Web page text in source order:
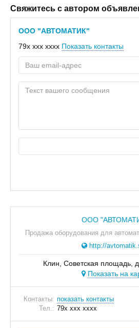
Свяжитесь с автором
ООО "АВТОМАТИК"
79x xxx xxxx Показать контакты
ООО
Продажа оборудования для
http://
Клин, Советская площадь,
Показать на
Контакты: показать контакты
Тел.: 79x xxx xxxx